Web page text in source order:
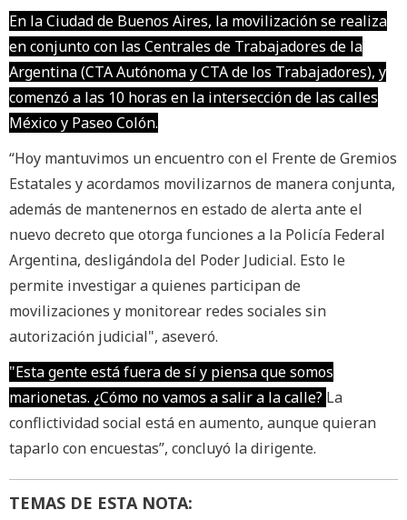
En la Ciudad de Buenos Aires, la movilización se realiza
en conjunto con las Centrales de Trabajadores de la
Argentina (CTA Autónoma y CTA de los Trabajadores), y
comenzó a las 10 horas en la intersección de las calles
México y Paseo Colón.
“Hoy mantuvimos un encuentro con el Frente de Gremios
Estatales y acordamos movilizarnos de manera conjunta,
además de mantenernos en estado de alerta ante el
nuevo decreto que otorga funciones a la Policía Federal
Argentina, desligándola del Poder Judicial. Esto le
permite investigar a quienes participan de
movilizaciones y monitorear redes sociales sin
autorización judicial", aseveró.
"Esta gente está fuera de sí y piensa que somos
marionetas. ¿Cómo no vamos a salir a la calle? La
conflictividad social está en aumento, aunque quieran
taparlo con encuestas”, concluyó la dirigente.
TEMAS DE ESTA NOTA: